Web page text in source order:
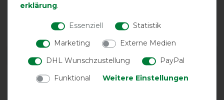
DETAILS ZUR PRODUKTSICHERHEIT
erklärung.
Essenziell
Statistik
Marketing
Externe Medien
DHL Wunschzustellung
PayPal
Funktional
Weitere Einstellungen